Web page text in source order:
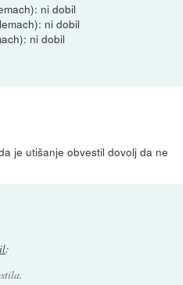
ni dobil
ni dobil
ni dobil
je utišanje obvestil dovolj da ne
: